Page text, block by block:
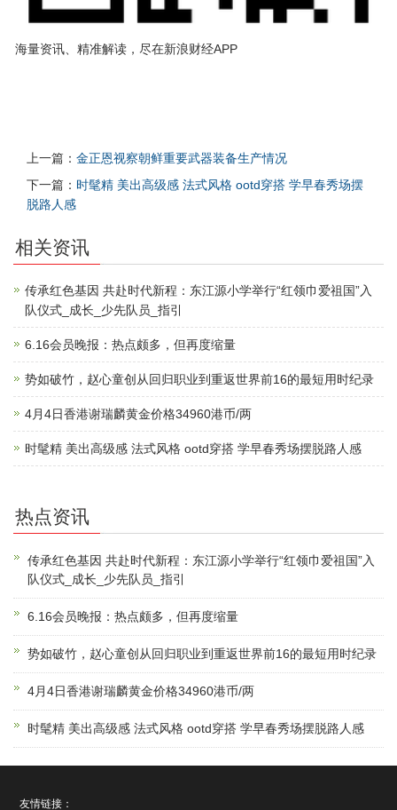
海量资讯、精准解读，尽在新浪财经APP
上一篇： 金正恩视察朝鲜重要武器装备生产情况
下一篇： 时髦精 美出高级感 法式风格 ootd穿搭 学早春秀场摆
脱路人感
相关资讯
传承红色基因 共赴时代新程：东江源小学举行“红领巾爱祖国”入
队仪式_成长_少先队员_指引
6.16会员晚报：热点颇多，但再度缩量
势如破竹，赵心童创从回归职业到重返世界前16的最短用时纪录
4月4日香港谢瑞麟黄金价格34960港币/两
时髦精 美出高级感 法式风格 ootd穿搭 学早春秀场摆脱路人感
热点资讯
传承红色基因 共赴时代新程：东江源小学举行“红领巾爱祖国”入
队仪式_成长_少先队员_指引
6.16会员晚报：热点颇多，但再度缩量
势如破竹，赵心童创从回归职业到重返世界前16的最短用时纪录
4月4日香港谢瑞麟黄金价格34960港币/两
时髦精 美出高级感 法式风格 ootd穿搭 学早春秀场摆脱路人感
友情链接：